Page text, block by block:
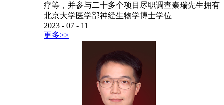
疗等，并参与二十多个项目尽职调查秦瑞先生拥有
北京大学医学部神经生物学博士学位
2023 - 07 - 11
更多>>